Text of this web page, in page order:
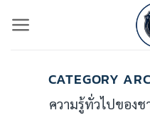
ไป
CATEGORY
ความรู้ทั่วไปของช